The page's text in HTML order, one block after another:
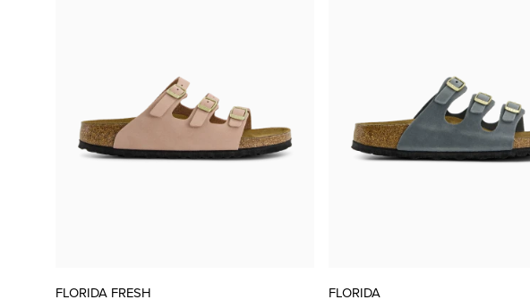
FLORIDA FRESH
FLORIDA